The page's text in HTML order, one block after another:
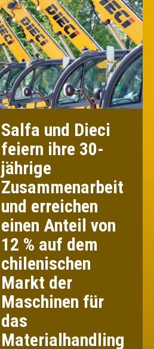
Salfa und Dieci
feiern ihre 30-
jährige
Zusammenarbeit
und erreichen
einen Anteil von
12 % auf dem
chilenischen
Markt der
Maschinen für
das
Materialhandling